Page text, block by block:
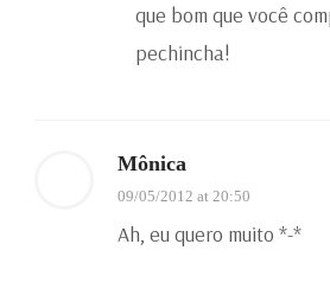
que bom que você
pechincha!
Mônica
09/05/2012 at 20:50
Ah, eu quero muito *-*